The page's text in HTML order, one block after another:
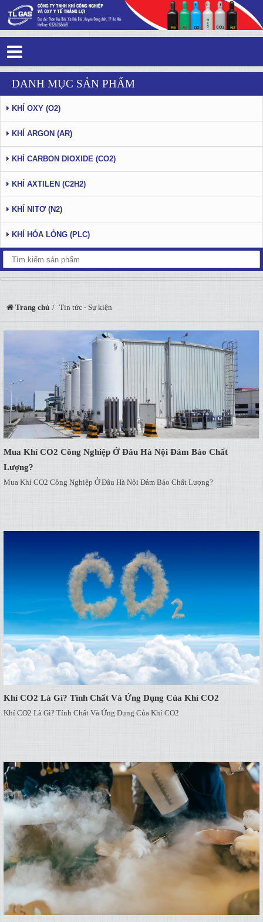
Tin tức - Sự kiện - Trang 10
DANH MỤC SẢN PHẨM
KHÍ OXY (O2)
KHÍ ARGON (AR)
KHÍ CARBON DIOXIDE (CO2)
KHÍ AXTILEN (C2H2)
KHÍ NITƠ (N2)
KHÍ HÓA LỎNG (PLC)
Trang chủ Tin tức - Sự kiện
Mua Khí CO2 Công Nghiệp Ở Đâu Hà Nội Đảm Bảo Chất
Lượng?
Mua Khí CO2 Công Nghiệp Ở Đâu Hà Nội Đảm Bảo Chất Lượng?
Khí CO2 Là Gì? Tính Chất Và Ứng Dụng Của Khí CO2
Khí CO2 Là Gì? Tính Chất Và Ứng Dụng Của Khí CO2